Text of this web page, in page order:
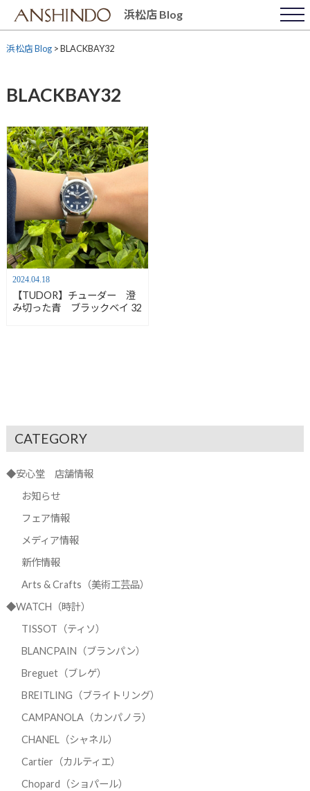
content
浜松店 Blog
浜松店 Blog>BLACKBAY32
BLACKBAY32
2024.04.18
【TUDOR】チューダー 澄
み切った青 ブラックベイ 32
CATEGORY
◆安心堂 店舗情報
お知らせ
フェア情報
メディア情報
新作情報
Arts & Crafts（美術工芸品）
◆WATCH（時計）
TISSOT（ティソ）
BLANCPAIN（ブランパン）
Breguet（ブレゲ）
BREITLING（ブライトリング）
CAMPANOLA（カンパノラ）
CHANEL（シャネル）
Cartier（カルティエ）
Chopard（ショパール）